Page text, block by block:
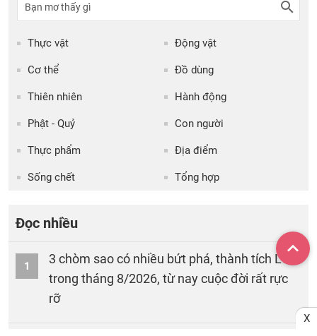
Thực vật Động vật
Cơ thể Đồ dùng
Thiên nhiên Hành động
Phật - Quỷ Con người
Thực phẩm Địa điểm
Sống chết Tổng hợp
Đọc nhiều
1
3 chòm sao có nhiều bứt phá, thành tích LỚN
trong tháng 8/2026, từ nay cuộc đời rất rực
rỡ
X